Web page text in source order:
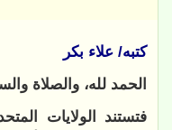
كتبه/ علاء بكر
الحمد لله، والصلاة
فتستند الولايات